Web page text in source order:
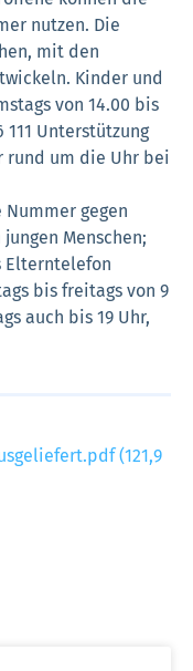
nutzen. Die
mit den
Kinder und
von 14.00 bis
Unterstützung
rund um die Uhr bei
gegen
Menschen;
Elterntelefon
bis freitags von 9
auch bis 19 Uhr,
(121,9